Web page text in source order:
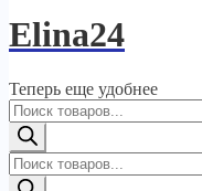
Elina24
Теперь еще удобнее
Поиск
товаров
Поиск
товаров